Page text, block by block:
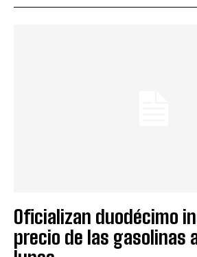
Oficializan duodécimo
precio de las gasolinas